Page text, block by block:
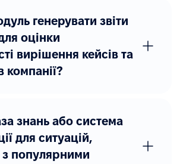
генерувати звіти
оцінки
вирішення кейсів та
компанії?
знань або система
для ситуацій,
з популярними